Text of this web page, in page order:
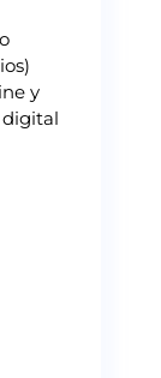
y
digital